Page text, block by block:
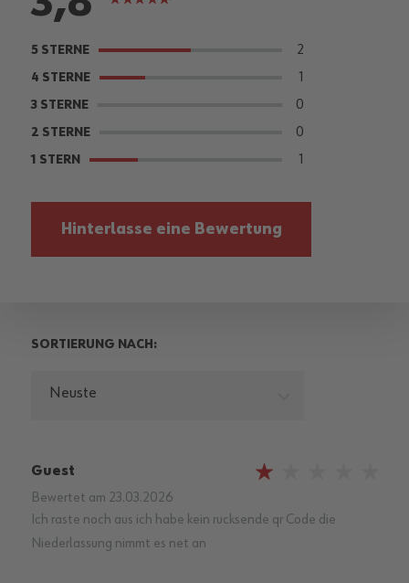
SORTIERUNG NACH:
Neuste
5 STERNE 2
4 STERNE 1
3 STERNE 0
2 STERNE 0
1 STERN 1
Hinterlasse eine Bewertung
Guest
Bewertet am 23.03.2026
Ich raste noch aus ich habe kein rucksende qr Code die
Niederlassung nimmt es net an